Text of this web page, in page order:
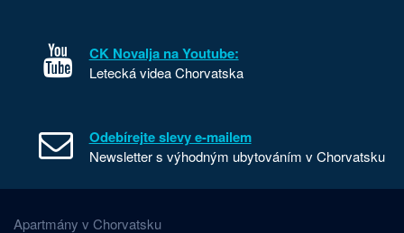
CK Novalja na Youtube:
Letecká videa Chorvatska
Odebírejte slevy e-mailem
Newsletter s výhodným ubytováním v Chorvatsku
Apartmány v Chorvatsku